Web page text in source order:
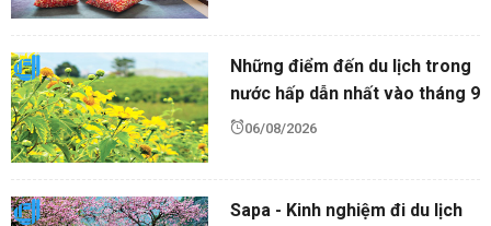
Những điểm đến du lịch trong
nước hấp dẫn nhất vào tháng 9
06/08/2026
Sapa - Kinh nghiệm đi du lịch